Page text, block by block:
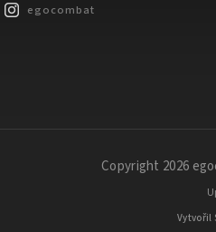
egocombat
Copyright 2026
Vytvořil